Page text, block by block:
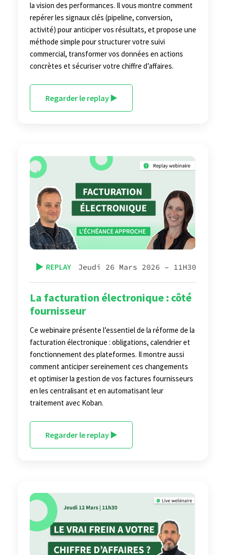
la vision des performances. Il vous montre comment
repérer les signaux clés (pipeline, conversion,
activité) pour anticiper vos résultats, et propose une
méthode simple pour structurer votre suivi
commercial, transformer vos données en actions
concrètes et sécuriser votre chiffre d’affaires.
Regarder le replay ▶️
▶️ REPLAY Jeudi 26 Mars 2026 – 11H30
La facturation électronique : côté
fournisseur
Ce webinaire présente l’essentiel de la réforme de la
facturation électronique : obligations, calendrier et
fonctionnement des plateformes. Il montre aussi
comment anticiper sereinement ces changements
et optimiser la gestion de vos factures fournisseurs
en les centralisant et en automatisant leur
traitement avec Koban.
Regarder le replay ▶️